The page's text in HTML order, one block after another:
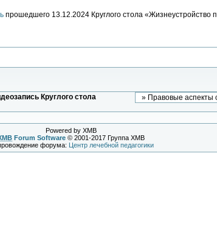
прошедшего 13.12.2024 Круглого стола «Жизнеустройство
Круглого стола
Powered by XMB
Forum Software © 2001-2017 Группа XMB
форума: Центр лечебной педагогики